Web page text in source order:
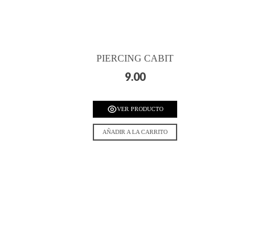
PIERCING CABIT
9.00
VER PRODUCTO
AÑADIR A LA CARRITO